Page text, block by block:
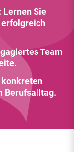
Lernen Sie
erfolgreich
Team
konkreten
Berufsalltag.